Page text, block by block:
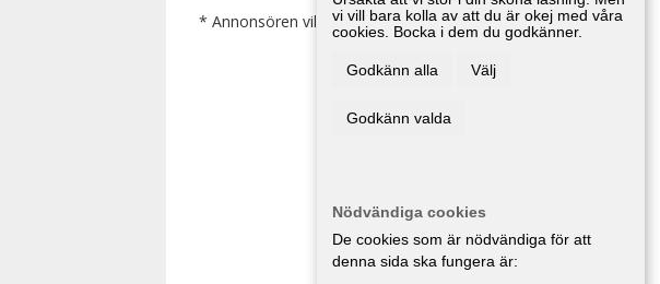
* Annonsören vill inte bli kontaktad av försäljare.
vi vill bara kolla av att du är okej med våra
cookies. Bocka i dem du godkänner.
Godkänn alla Välj
Godkänn valda
Nödvändiga cookies
De cookies som är nödvändiga för att
denna sida ska fungera är: